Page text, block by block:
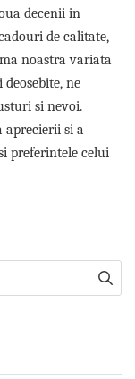
decenii in
de calitate,
noastra variata
ne
si nevoi.
aprecierii si a
preferintele celui